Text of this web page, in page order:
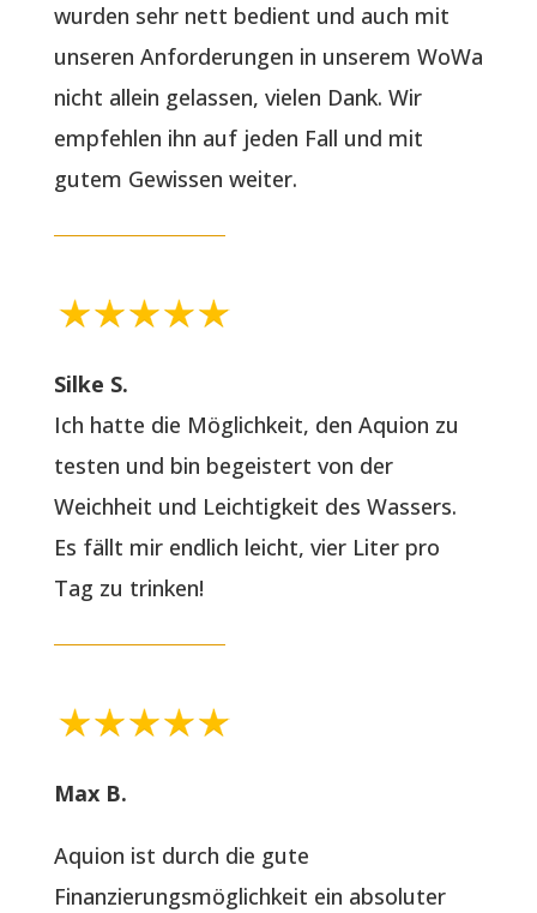
wurden sehr nett bedient und auch mit
unseren Anforderungen in unserem WoWa
nicht allein gelassen, vielen Dank. Wir
empfehlen ihn auf jeden Fall und mit
gutem Gewissen weiter.
Silke S.
Ich hatte die Möglichkeit, den Aquion zu
testen und bin begeistert von der
Weichheit und Leichtigkeit des Wassers.
Es fällt mir endlich leicht, vier Liter pro
Tag zu trinken!
Max B.
Aquion ist durch die gute
Finanzierungsmöglichkeit ein absoluter